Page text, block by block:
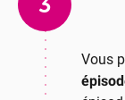
Vous